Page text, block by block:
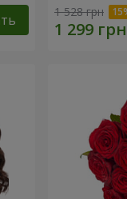
1 528 грн